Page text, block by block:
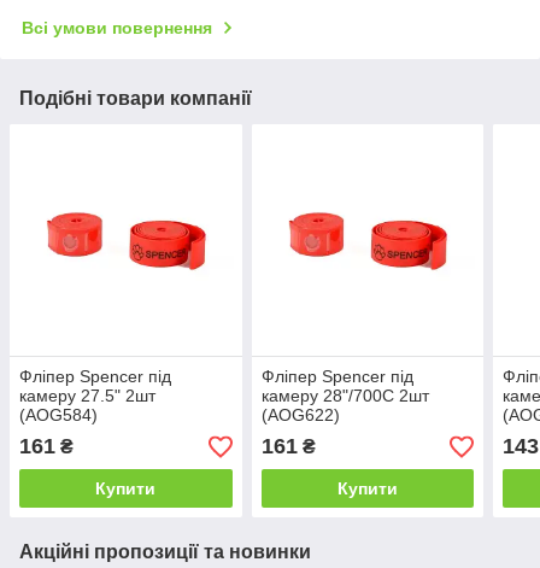
Всі умови повернення
Подібні товари компанії
Фліпер Spencer під
камеру 27.5" 2шт
(AOG584)
161 ₴
Купити
Фліпер Spencer під
камеру 28"/700C 2шт
(AOG622)
161₴
Купити
143
Акційні пропозиції та новинки